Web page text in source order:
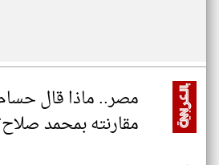
مصر.. ماذا قال
مقارنته بمحمد